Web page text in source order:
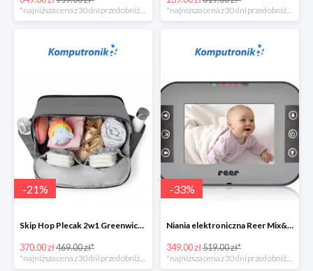
*najniższa cena z 30 dni przed obniżką *najniższa cena z 30 dni przed obniżką
-21%
Skip Hop Plecak 2w1 Greenwich Portobello w super cenie
370.00 zł469.00 zł*
-33%
Niania elektroniczna Reer Mix&Match w super cenie
349.00 zł519.00 zł*